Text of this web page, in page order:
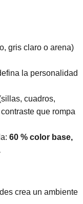
gris claro o arena)
la personalidad
cuadros,
que rompa
60 % color base,
crea un ambiente